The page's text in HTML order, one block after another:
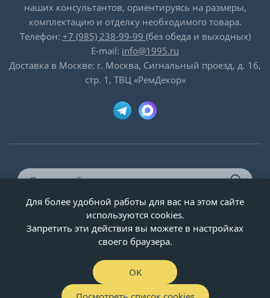
наших консультантов, ориентируясь на размеры,
комплектацию и отделку необходимого товара.
Телефон: +7 (985) 238-99-99 (без обеда и выходных)
E-mail: info@1995.ru
Доставка в Москве: г. Москва, Сигнальный проезд, д. 16,
стр. 1, ТВЦ «РемДекор»
© ООО «Двери-и-точка», ИНН 5020092947, 1995-2026 г.
Для более удобной работы для вас на этом сайте
используются cookies.
Запретить эти действия вы можете в настройках
своего браузера.
OK